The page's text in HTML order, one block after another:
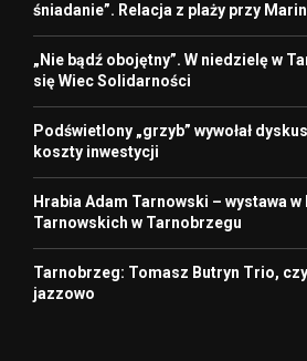
śniadanie”. Relacja z plaży przy
„Nie bądź obojętny”. W niedzielę w
się Wiec Solidarności
Podświetlony „grzyb” wywołał
koszty inwestycji
Hrabia Adam Tarnowski – wystawa
Tarnowskich w Tarnobrzegu
Tarnobrzeg: Tomasz Butryn Trio,
jazzowo